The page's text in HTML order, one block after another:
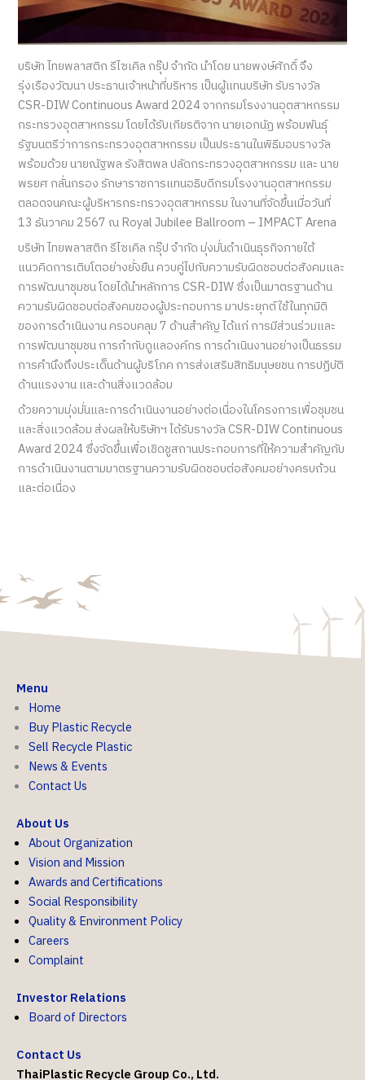
บริษัท ไทยพลาสติก รีไซเคิล กรุ๊ป จำกัด นำโดย นายพงษ์ศักดิ์ จึง
รุ่งเรืองวัฒนา ประธานเจ้าหน้าที่บริหาร เป็นผู้แทนบริษัท รับรางวัล
CSR-DIW Continuous Award 2024 จากกรมโรงงานอุตสาหกรรม
กระทรวงอุตสาหกรรม โดยได้รับเกียรติจาก นายเอกนัฏ พร้อมพันธุ์
รัฐมนตรีว่าการกระทรวงอุตสาหกรรม เป็นประธานในพิธีมอบรางวัล
พร้อมด้วย นายณัฐพล รังสิตพล ปลัดกระทรวงอุตสาหกรรม และ นาย
พรยศ กลั่นกรอง รักษาราชการแทนอธิบดีกรมโรงงานอุตสาหกรรม
ตลอดจนคณะผู้บริหารกระทรวงอุตสาหกรรม ในงานที่จัดขึ้นเมื่อวันที่
13 ธันวาคม 2567 ณ Royal Jubilee Ballroom – IMPACT Arena
บริษัท ไทยพลาสติก รีไซเคิล กรุ๊ป จำกัด มุ่งมั่นดำเนินธุรกิจภายใต้
แนวคิดการเติบโตอย่างยั่งยืน ควบคู่ไปกับความรับผิดชอบต่อสังคมและ
การพัฒนาชุมชน โดยได้นำหลักการ CSR-DIW ซึ่งเป็นมาตรฐานด้าน
ความรับผิดชอบต่อสังคมของผู้ประกอบการ มาประยุกต์ใช้ในทุกมิติ
ของการดำเนินงาน ครอบคลุม 7 ด้านสำคัญ ได้แก่ การมีส่วนร่วมและ
การพัฒนาชุมชน การกำกับดูแลองค์กร การดำเนินงานอย่างเป็นธรรม
การคำนึงถึงประเด็นด้านผู้บริโภค การส่งเสริมสิทธิมนุษยชน การปฏิบัติ
ด้านแรงงาน และด้านสิ่งแวดล้อม
ด้วยความมุ่งมั่นและการดำเนินงานอย่างต่อเนื่องในโครงการเพื่อชุมชน
และสิ่งแวดล้อม ส่งผลให้บริษัทฯ ได้รับรางวัล CSR-DIW Continuous
Award 2024 ซึ่งจัดขึ้นเพื่อเชิดชูสถานประกอบการที่ให้ความสำคัญกับ
การดำเนินงานตามมาตรฐานความรับผิดชอบต่อสังคมอย่างครบถ้วน
และต่อเนื่อง
Menu
Home
Buy Plastic Recycle
Sell Recycle Plastic
News & Events
Contact Us
About Us
About Organization
Vision and Mission
Awards and Certifications
Social Responsibility
Quality & Environment Policy
Careers
Complaint
Investor Relations
Board of Directors
Contact Us
ThaiPlastic Recycle Group Co., Ltd.